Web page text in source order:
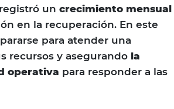
un crecimiento mensual
en la recuperación. En este
para atender una
recursos y asegurando la
operativa para responder a las